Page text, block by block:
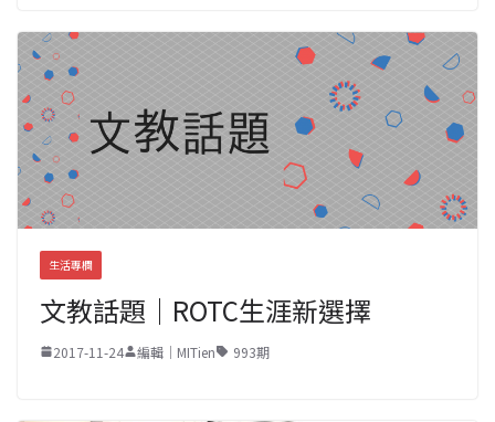
生活專欄
文教話題｜ROTC生涯新選擇
2017-11-24 編輯｜MITien 993期